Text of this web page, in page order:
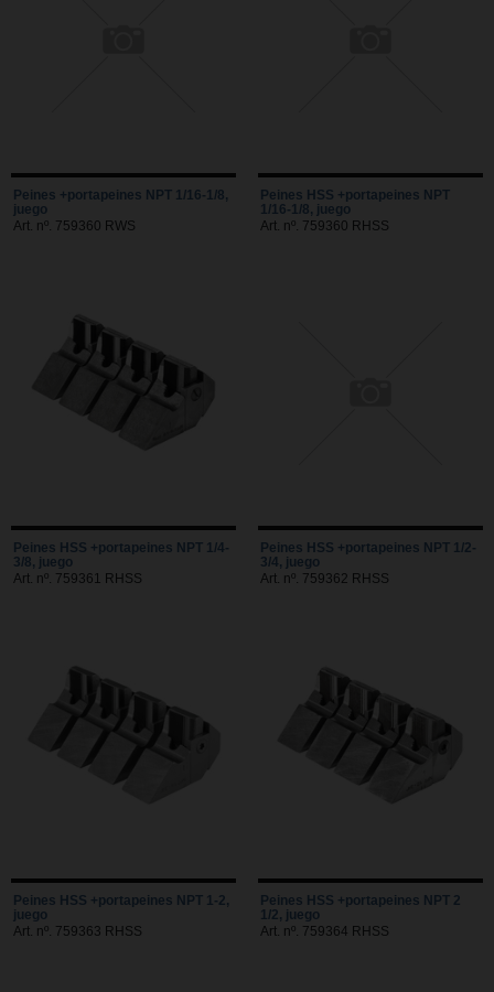
Peines +portapeines NPT 1/16-1/8,
juego
Art. nº. 759360 RWS
Peines HSS +portapeines NPT
1/16-1/8, juego
Art. nº. 759360 RHSS
Peines HSS +portapeines NPT 1/4-
3/8, juego
Art. nº. 759361 RHSS
Peines HSS +portapeines NPT 1/2-
3/4, juego
Art. nº. 759362 RHSS
Peines HSS +portapeines NPT 1-2,
juego
Art. nº. 759363 RHSS
Peines HSS +portapeines NPT 2
1/2, juego
Art. nº. 759364 RHSS